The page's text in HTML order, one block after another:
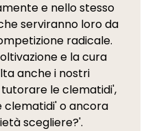
e nello stesso
serviranno loro da
radicale.
e la cura
anche i nostri
le clematidi',
clematidi' o ancora
scegliere?'.